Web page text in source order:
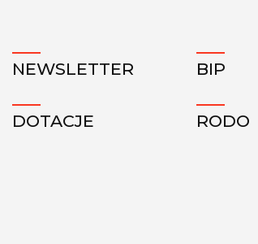
NEWSLETTER
DOTACJE
BIP
RODO